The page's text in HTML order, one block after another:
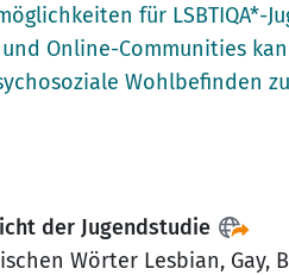
für LSBTIQA*-
Online-Communities
Wohlbefinden
der Jugendstudie
Wörter Lesbian, Gay,